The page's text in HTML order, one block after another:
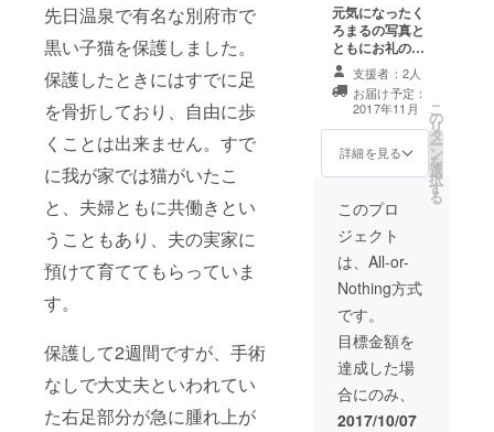
先日温泉で有名な別府市で
黒い子猫を保護しました。
保護したときにはすでに足
を骨折しており、自由に歩
くことは出来ません。すで
に我が家では猫がいたこ
と、夫婦ともに共働きとい
うこともあり、夫の実家に
預けて育ててもらっていま
す。
保護して2週間ですが、手術
なしで大丈夫といわれてい
た右足部分が急に腫れ上が
元気になったく
ろまるの写真と
ともにお礼のお
手紙をさせてい
ただきます
支援者：2人
お届け予定：
2017年11月
詳細を見る
こ
の
リ
タ
ー
ン
を
選
択
す
る
このプロ
ジェクト
は、All-or-
Nothing方式
です。
目標金額を
達成した場
合にのみ、
2017/10/07